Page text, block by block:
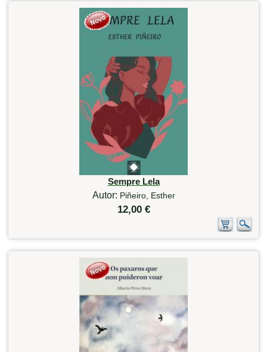
Sempre Lela
Autor: Piñeiro, Esther
12,00 €